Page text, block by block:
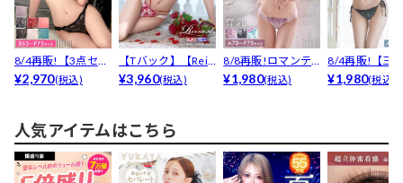
8/4再販!【3点セッ
ト】【三上悠亜着...
¥2,970(税込)
【Tバック】【Rein
est】エレガン...
¥3,960(税込)
8/8再販!ロマンテ
ィックベルローズ
¥1,980(税込)
8/4再販!【三
亜着用】スモ
¥1,980(税込)
人気アイテムはこちら